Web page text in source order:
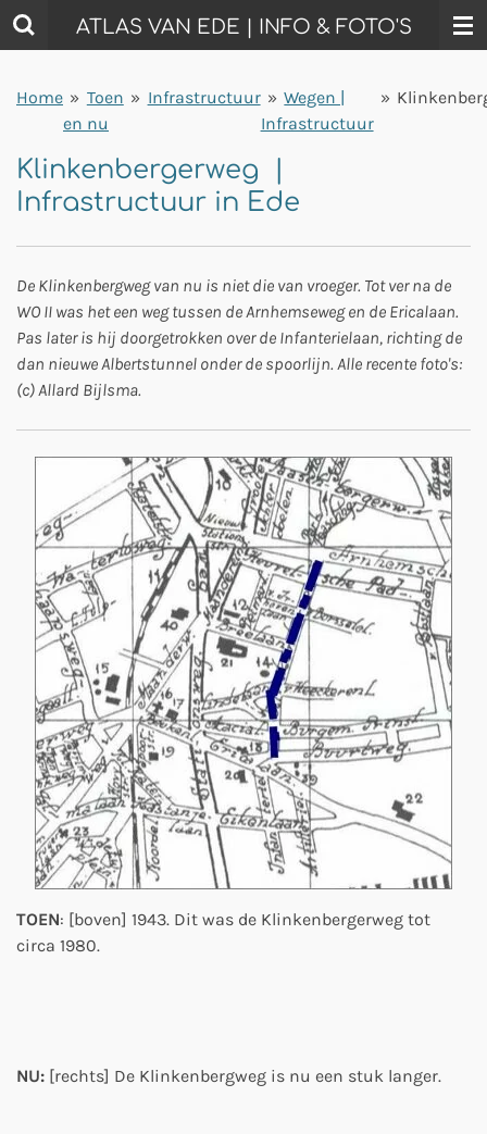
Ga
direct
de
hoofdinhoud
ATLAS VAN EDE | INFO & FOTO'S
Home » Toen
en nu
» Infrastructuur » Wegen |
Infrastructuur
»
Klinkenbergerweg |
Infrastructuur in Ede
De Klinkenbergweg van nu is niet die van vroeger. Tot ver na de
WO II was het een weg tussen de Arnhemseweg en de Ericalaan.
Pas later is hij doorgetrokken over de Infanterielaan, richting de
dan nieuwe Albertstunnel onder de spoorlijn. Alle recente foto's:
(c) Allard Bijlsma.
TOEN: [boven] 1943. Dit was de Klinkenbergerweg tot
circa 1980.
NU: [rechts] De Klinkenbergweg is nu een stuk langer.